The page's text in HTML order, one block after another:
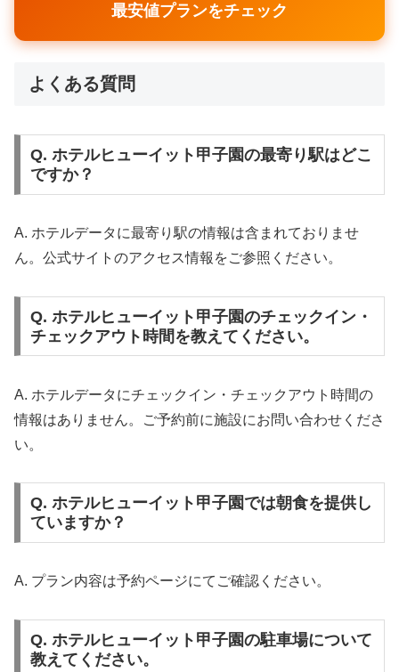
最安値プランをチェック
よくある質問
Q. ホテルヒューイット甲子園の最寄り駅はどこ
ですか？
A. ホテルデータに最寄り駅の情報は含まれておりませ
ん。公式サイトのアクセス情報をご参照ください。
Q. ホテルヒューイット甲子園のチェックイン・
チェックアウト時間を教えてください。
A. ホテルデータにチェックイン・チェックアウト時間の
情報はありません。ご予約前に施設にお問い合わせくださ
い。
Q. ホテルヒューイット甲子園では朝食を提供し
ていますか？
A. プラン内容は予約ページにてご確認ください。
Q. ホテルヒューイット甲子園の駐車場について
教えてください。